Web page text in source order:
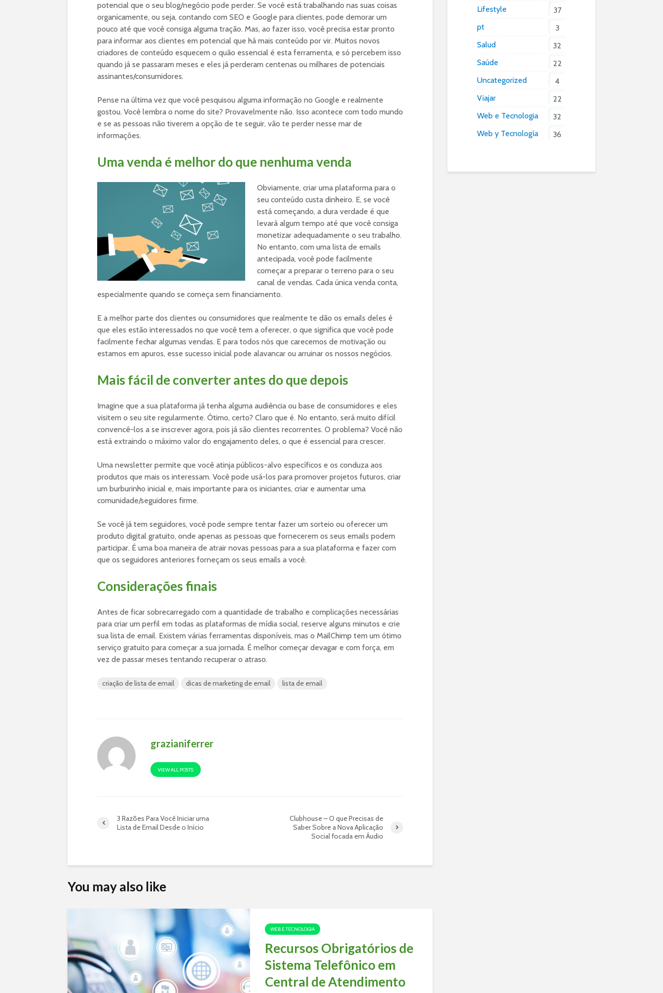
potencial que o seu blog/negócio pode perder. Se você está trabalhando nas suas coisas
organicamente, ou seja, contando com SEO e Google para clientes, pode demorar um
pouco até que você consiga alguma tração. Mas, ao fazer isso, você precisa estar pronto
para informar aos clientes em potencial que há mais conteúdo por vir. Muitos novos
criadores de conteúdo esquecem o quão essencial é esta ferramenta, e só percebem isso
quando já se passaram meses e eles já perderam centenas ou milhares de potenciais
assinantes/consumidores.
Pense na última vez que você pesquisou alguma informação no Google e realmente
gostou. Você lembra o nome do site? Provavelmente não. Isso acontece com todo mundo
e se as pessoas não tiverem a opção de te seguir, vão te perder nesse mar de
informações.
Uma venda é melhor do que nenhuma venda
Obviamente, criar uma plataforma para o
seu conteúdo custa dinheiro. E, se você
está começando, a dura verdade é que
levará algum tempo até que você consiga
monetizar adequadamente o seu trabalho.
No entanto, com uma lista de emails
antecipada, você pode facilmente
começar a preparar o terreno para o seu
canal de vendas. Cada única venda conta,
especialmente quando se começa sem financiamento.
E a melhor parte dos clientes ou consumidores que realmente te dão os emails deles é
que eles estão interessados no que você tem a oferecer, o que significa que você pode
facilmente fechar algumas vendas. E para todos nós que carecemos de motivação ou
estamos em apuros, esse sucesso inicial pode alavancar ou arruinar os nossos negócios.
Mais fácil de converter antes do que depois
Imagine que a sua plataforma já tenha alguma audiência ou base de consumidores e eles
visitem o seu site regularmente. Ótimo, certo? Claro que é. No entanto, será muito difícil
convencê-los a se inscrever agora, pois já são clientes recorrentes. O problema? Você não
está extraindo o máximo valor do engajamento deles, o que é essencial para crescer.
Uma newsletter permite que você atinja públicos-alvo específicos e os conduza aos
produtos que mais os interessam. Você pode usá-los para promover projetos futuros, criar
um burburinho inicial e, mais importante para os iniciantes, criar e aumentar uma
comunidade/seguidores firme.
Se você já tem seguidores, você pode sempre tentar fazer um sorteio ou oferecer um
produto digital gratuito, onde apenas as pessoas que fornecerem os seus emails podem
participar. É uma boa maneira de atrair novas pessoas para a sua plataforma e fazer com
que os seguidores anteriores forneçam os seus emails a você.
Considerações finais
Antes de ficar sobrecarregado com a quantidade de trabalho e complicações necessárias
para criar um perfil em todas as plataformas de mídia social, reserve alguns minutos e crie
sua lista de email. Existem várias ferramentas disponíveis, mas o MailChimp tem um ótimo
serviço gratuito para começar a sua jornada. É melhor começar devagar e com força, em
vez de passar meses tentando recuperar o atraso.
criação de lista de email dicas de marketing de email lista de email
grazianiferrer
VIEW ALL POSTS
3 Razões Para Você Iniciar uma
Lista de Email Desde o Início
Clubhouse – O que Precisas de
Saber Sobre a Nova Aplicação
Social focada em Áudio
You may also like
WEB E TECNOLOGIA
Recursos Obrigatórios de
Sistema Telefônico em
Central de Atendimento
Lifestyle
37
pt
3
Salud
32
Saúde
22
Uncategorized
4
Viajar
22
Web e Tecnologia
32
Web y Tecnología
36